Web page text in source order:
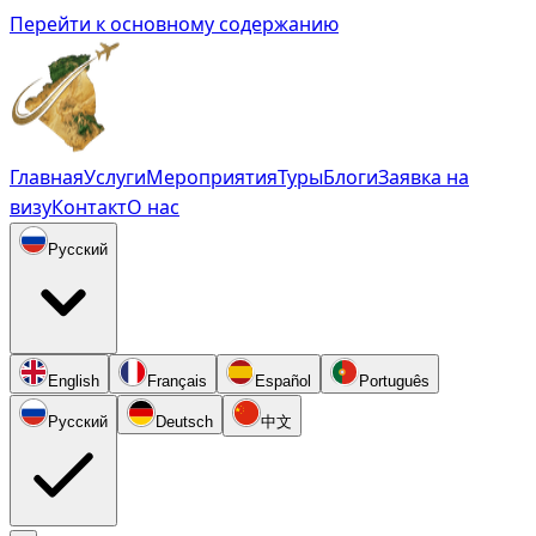
Перейти к основному содержанию
ГлавнаяУслугиМероприятияТурыБлогиЗаявка на
визуКонтактО нас
Русский
English Français Español Português
Русский Deutsch 中文